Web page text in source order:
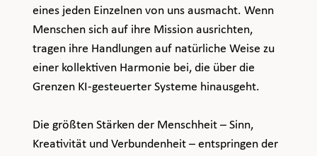
eines jeden Einzelnen von uns ausmacht. Wenn
Menschen sich auf ihre Mission ausrichten,
tragen ihre Handlungen auf natürliche Weise zu
einer kollektiven Harmonie bei, die über die
Grenzen KI-gesteuerter Systeme hinausgeht.
Die größten Stärken der Menschheit – Sinn,
Kreativität und Verbundenheit – entspringen der